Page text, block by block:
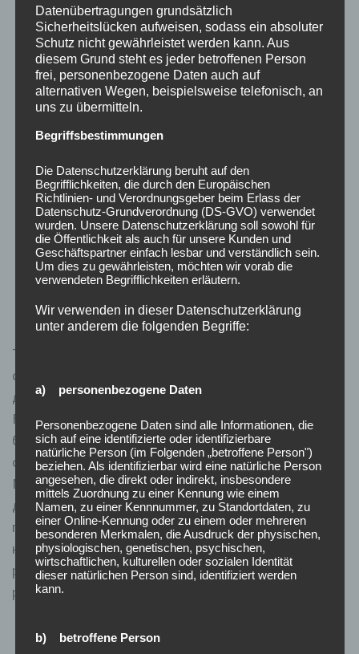
повноцінний каталог розваг.
Основні розділи fav365 casino ua не втрачають
функціональність у телефонному форматі, а
керування балансом залишається звичним.
Якщо користувач подає заявку на виплату до
завершення відіграшу, активний бонус
Реєстрація передбачає контактні дані,
підтвердження телефона та згоду з
правилами 21+.
Для гравця, який часто перемикається між
спортом і казино, Fav365 UA зручний завдяки
Так, каталог містить швидкі ігри, миттєві раунди й
слоти з динамічним циклом. Смартфонний формат
дає доступ до каси, live-ігор, ставок і підтримки.
Fav365ua casino ua підходить для коротких запусків
без втрати основних функцій. Спортивний розділ
охоплює футбол, баскетбол, теніс, хокей, бокс,
ММА, кіберспорт, дартс, футзал і віртуальні
дисципліни. Мінімальна ставка стартує від 10
гривень, а live-режим дає доступ до поточних подій і
купона. Казино-частина включає слоти, live-ігри,
рулетку, карткові столи та швидкі формати, де
результат визначається без довгих пауз.
Один акаунт має належати одній людині, тому
Datenübertragungen grundsätzlich
Sicherheitslücken aufweisen, sodass ein absoluter
Schutz nicht gewährleistet werden kann. Aus
diesem Grund steht es jeder betroffenen Person
frei, personenbezogene Daten auch auf
alternativen Wegen, beispielsweise telefonisch, an
uns zu übermitteln.
Begriffsbestimmungen
Die Datenschutzerklärung beruht auf den
Begrifflichkeiten, die durch den Europäischen
Richtlinien- und Verordnungsgeber beim Erlass der
Datenschutz-Grundverordnung (DS-GVO) verwendet
wurden. Unsere Datenschutzerklärung soll sowohl für
die Öffentlichkeit als auch für unsere Kunden und
Geschäftspartner einfach lesbar und verständlich sein.
Um dies zu gewährleisten, möchten wir vorab die
verwendeten Begrifflichkeiten erläutern.
Wir verwenden in dieser Datenschutzerklärung
unter anderem die folgenden Begriffe:
a) personenbezogene Daten
Personenbezogene Daten sind alle Informationen, die
sich auf eine identifizierte oder identifizierbare
natürliche Person (im Folgenden „betroffene Person")
beziehen. Als identifizierbar wird eine natürliche Person
angesehen, die direkt oder indirekt, insbesondere
mittels Zuordnung zu einer Kennung wie einem
Namen, zu einer Kennnummer, zu Standortdaten, zu
einer Online-Kennung oder zu einem oder mehreren
besonderen Merkmalen, die Ausdruck der physischen,
physiologischen, genetischen, psychischen,
wirtschaftlichen, kulturellen oder sozialen Identität
dieser natürlichen Person sind, identifiziert werden
kann.
b) betroffene Person